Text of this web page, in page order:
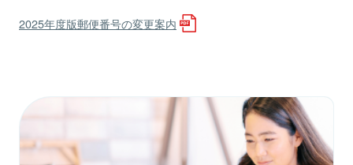
2025年度版郵便番号の変更案内